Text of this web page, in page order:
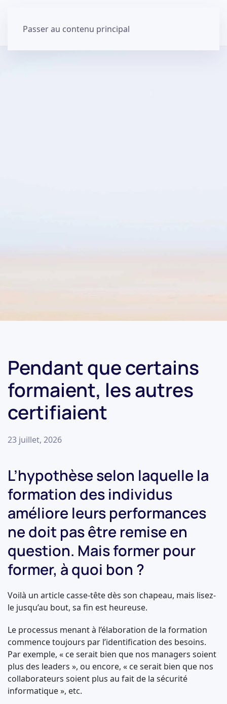
Passer au contenu principal
Pendant que certains
formaient, les autres
certifiaient
23 juillet, 2026
L’hypothèse selon laquelle la
formation des individus
améliore leurs performances
ne doit pas être remise en
question. Mais former pour
former, à quoi bon ?
Voilà un article casse-tête dès son chapeau, mais lisez-
le jusqu’au bout, sa fin est heureuse.
Le processus menant à l’élaboration de la formation
commence toujours par l’identification des besoins.
Par exemple, « ce serait bien que nos managers soient
plus des leaders », ou encore, « ce serait bien que nos
collaborateurs soient plus au fait de la sécurité
informatique », etc.